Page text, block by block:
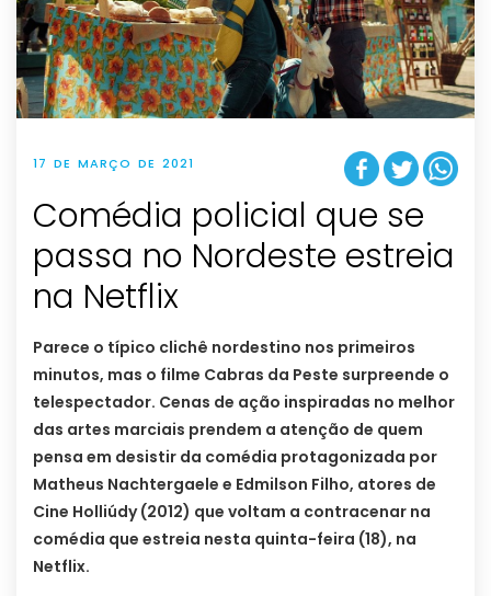
17 DE MARÇO DE 2021
Comédia policial que se
passa no Nordeste estreia
na Netflix
Parece o típico clichê nordestino nos primeiros
minutos, mas o filme Cabras da Peste surpreende o
telespectador. Cenas de ação inspiradas no melhor
das artes marciais prendem a atenção de quem
pensa em desistir da comédia protagonizada por
Matheus Nachtergaele e Edmilson Filho, atores de
Cine Holliúdy (2012) que voltam a contracenar na
comédia que estreia nesta quinta-feira (18), na
Netflix.